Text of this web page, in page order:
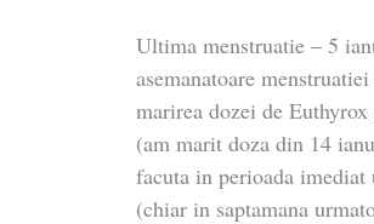
Ultima menstruatie – 5
asemanatoare
marirea dozei de Euthyrox
(am marit doza din 14
facuta in perioada imediat
(chiar in saptamana